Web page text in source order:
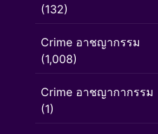
(132)
Crime อาชญากรรม
(1,008)
Crime อาชญากากรรม
(1)